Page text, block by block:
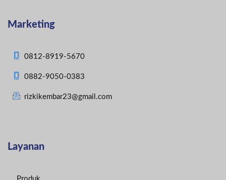
Marketing
0812-8919-5670
0882-9050-0383
rizkikembar23@gmail.com
Layanan